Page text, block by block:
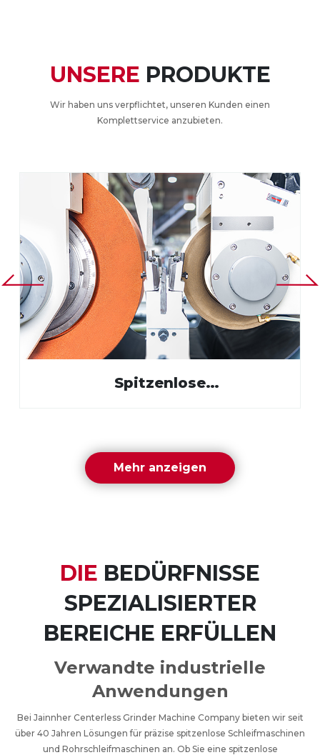
UNSERE PRODUKTE
Wir haben uns verpflichtet, unseren Kunden einen
Komplettservice anzubieten.
Spitzenlose
Mehr anzeigen
DIE BEDÜRFNISSE
SPEZIALISIERTER
BEREICHE ERFÜLLEN
Verwandte industrielle
Anwendungen
Bei Jainnher Centerless Grinder Machine Company bieten wir seit
über 40 Jahren Lösungen für präzise spitzenlose Schleifmaschinen
und Rohrschleifmaschinen an. Ob Sie eine spitzenlose